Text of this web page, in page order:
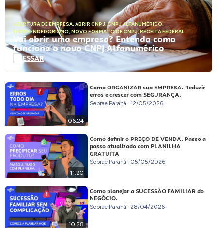
ABERTURA DE EMPRESA, ABRIR CNPJ,CNPJ ALFANUMÉRICO,
EMPREENDEDORISMO, NOVO FORMATO DE CNPJ,RECEITA FEDERAL
Vai abrir uma empresa? Entenda como
funciona o novo CNPJ Alfanumérico
ACESSAR
06:24
Como ORGANIZAR sua EMPRESA. Reduzir
erros e crescer com SEGURANÇA.
Sebrae Paraná 12/05/2026
11:20
Como definir o PREÇO DE VENDA. Passo a
passo atualizado com PLANILHA
GRATUITA
Sebrae Paraná 05/05/2026
10:28
Como planejar a SUCESSÃO FAMILIAR do
NEGÓCIO.
Sebrae Paraná 28/04/2026